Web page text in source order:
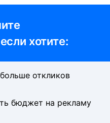
хотите:
откликов
бюджет на рекламу